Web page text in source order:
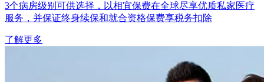
3个病房级别可供选择，以相宜保费在全球尽享优质私家医疗
服务，并保证终身续保和就合资格保费享税务扣除
了解更多